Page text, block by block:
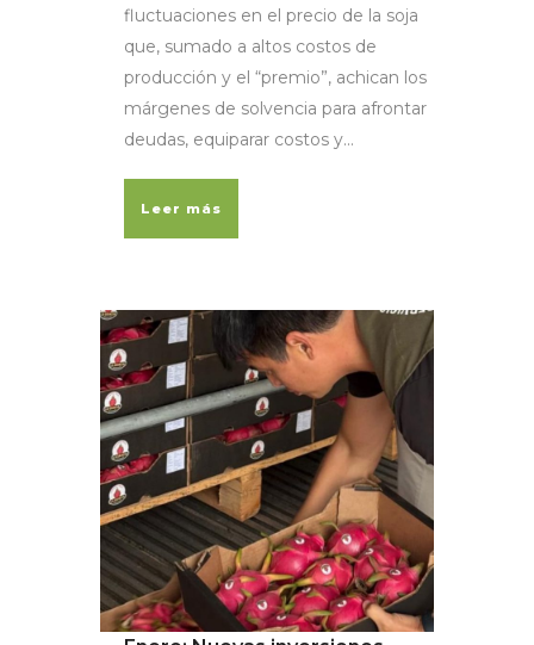
fluctuaciones en el precio de la soja
que, sumado a altos costos de
producción y el “premio”, achican los
márgenes de solvencia para afrontar
deudas, equiparar costos y...
Leer más